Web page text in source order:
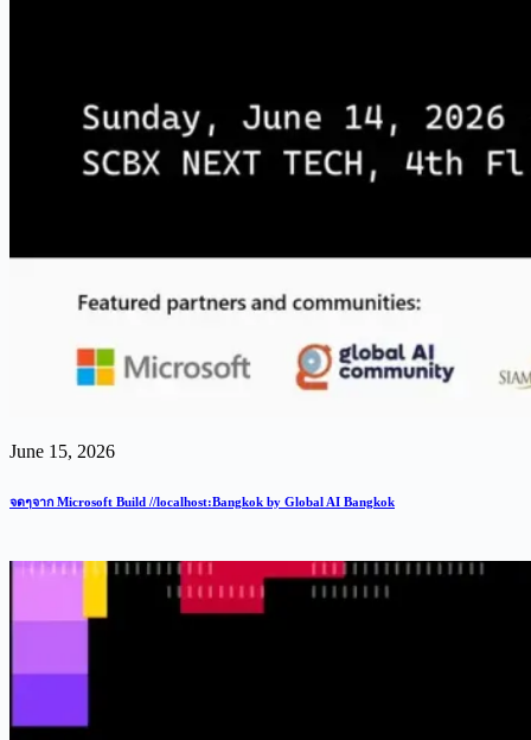
June 15, 2026
จดๆจาก Microsoft Build //localhost:Bangkok by Global AI Bangkok